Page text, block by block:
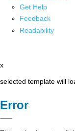
Get Help
Feedback
Readability
x
selected template will
Error